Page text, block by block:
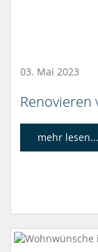
03. Mai 2023
Renovieren
mehr lesen...